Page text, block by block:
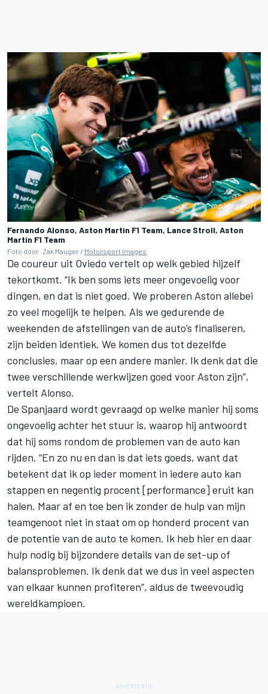
Fernando Alonso, Aston Martin F1 Team, Lance Stroll, Aston
Martin F1 Team
Foto door: Zak Mauger / Motorsport Images
De coureur uit Oviedo vertelt op welk gebied hijzelf
tekortkomt. “Ik ben soms iets meer ongevoelig voor
dingen, en dat is niet goed. We proberen Aston allebei
zo veel mogelijk te helpen. Als we gedurende de
weekenden de afstellingen van de auto’s finaliseren,
zijn beiden identiek. We komen dus tot dezelfde
conclusies, maar op een andere manier. Ik denk dat die
twee verschillende werkwijzen goed voor Aston zijn”,
vertelt Alonso.
De Spanjaard wordt gevraagd op welke manier hij soms
ongevoelig achter het stuur is, waarop hij antwoordt
dat hij soms rondom de problemen van de auto kan
rijden. “En zo nu en dan is dat iets goeds, want dat
betekent dat ik op ieder moment in iedere auto kan
stappen en negentig procent [performance] eruit kan
halen. Maar af en toe ben ik zonder de hulp van mijn
teamgenoot niet in staat om op honderd procent van
de potentie van de auto te komen. Ik heb hier en daar
hulp nodig bij bijzondere details van de set-up of
balansproblemen. Ik denk dat we dus in veel aspecten
van elkaar kunnen profiteren”, aldus de tweevoudig
wereldkampioen.